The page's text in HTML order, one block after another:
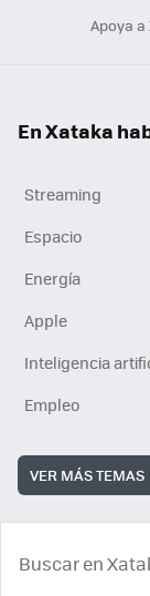
Apoya
En Xataka
Streaming
Espacio
Energía
Apple
Inteligencia
Empleo
VER MÁS TEMAS